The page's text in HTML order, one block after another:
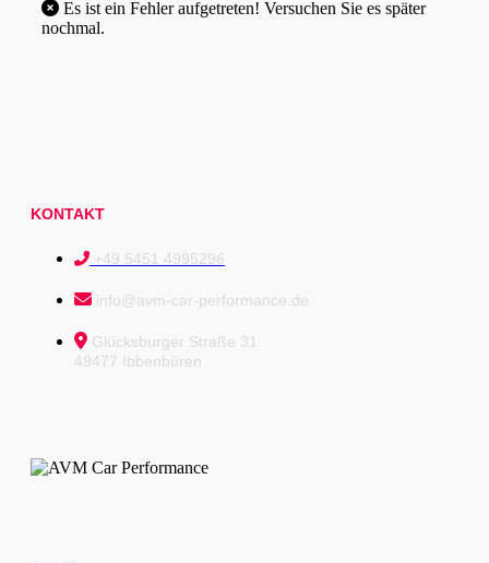
nochmal.
KONTAKT
+49 5451 4995296
info@avm-car-performance.de
Glücksburger Straße 31
49477 Ibbenbüren